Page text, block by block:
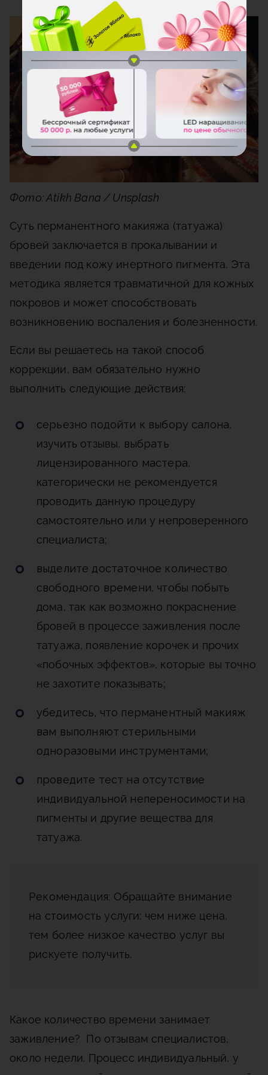
Фото: Atikh Bana / Unsplash
Суть перманентного макияжа (татуажа)
бровей заключается в прокалывании и
введении под кожу инертного пигмента. Эта
методика является травматичной для кожных
покровов и может способствовать
возникновению воспаления и болезненности.
Если вы решаетесь на такой способ
коррекции, вам обязательно нужно
выполнить следующие действия:
серьезно подойти к выбору салона,
изучить отзывы, выбрать
лицензированного мастера,
категорически не рекомендуется
проводить данную процедуру
самостоятельно или у непроверенного
специалиста;
выделите достаточное количество
свободного времени, чтобы побыть
дома, так как возможно покраснение
бровей в процессе заживления после
татуажа, появление корочек и прочих
«побочных эффектов», которые вы точно
не захотите показывать;
убедитесь, что перманентный макияж
вам выполняют стерильными
одноразовыми инструментами;
проведите тест на отсутствие
индивидуальной непереносимости на
пигменты и другие вещества для
татуажа.
Рекомендация: Обращайте внимание
на стоимость услуги: чем ниже цена,
тем более низкое качество услуг вы
рискуете получить.
Какое количество времени занимает
заживление? По отзывам специалистов,
около недели. Процесс индивидуальный, у